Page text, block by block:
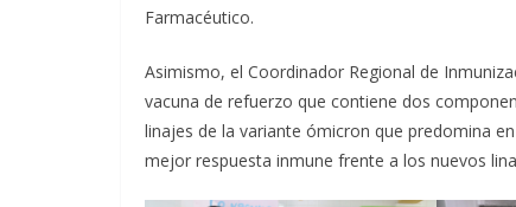
Farmacéutico.
Asimismo, el Coordinador Regional de
vacuna de refuerzo que contiene dos
linajes de la variante ómicron que predomina
mejor respuesta inmune frente a los nuevos